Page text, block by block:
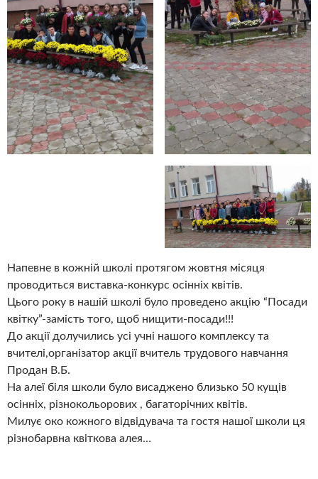
Напевне в кожній школі протягом жовтня місяця
проводиться виставка-конкурс осінніх квітів.
Цього року в нашій школі було проведено акцію “Посади
квітку”-замість того, щоб нищити-посади!!!
До акції долучились усі учні нашого комплексу та
вчителі,організатор акції вчитель трудового навчання
Продан В.Б.
На алеї біля школи було висаджено близько 50 кущів
осінніх, різнокольорових , багаторічних квітів.
Милує око кожного відвідувача та гостя нашої школи ця
різнобарвна квіткова алея…